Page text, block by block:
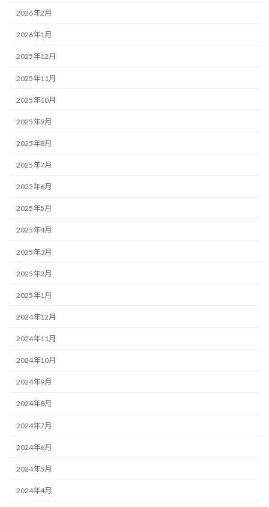
2026年2月
2026年1月
2025年12月
2025年11月
2025年10月
2025年9月
2025年8月
2025年7月
2025年6月
2025年5月
2025年4月
2025年3月
2025年2月
2025年1月
2024年12月
2024年11月
2024年10月
2024年9月
2024年8月
2024年7月
2024年6月
2024年5月
2024年4月